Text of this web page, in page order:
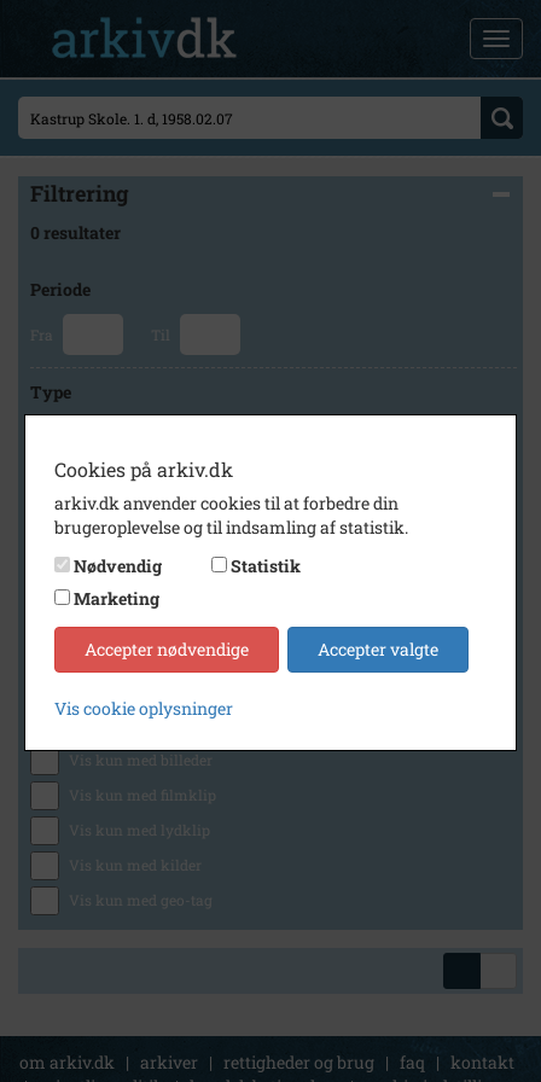
Filtrering
0 resultater
Periode
Fra Til
Type
Arkiv
Tårnby Stads- og Lokalarkiv
Generelt
Vis kun med billeder
Vis kun med filmklip
Vis kun med lydklip
Vis kun med kilder
Vis kun med geo-tag
om arkiv.dk | arkiver | rettigheder og brug | faq | kontakt
Cookies på arkiv.dk
arkiv.dk anvender cookies til at forbedre din
brugeroplevelse og til indsamling af statistik.
Nødvendig
Statistik
Marketing
Accepter nødvendige Accepter valgte
Vis cookie oplysninger